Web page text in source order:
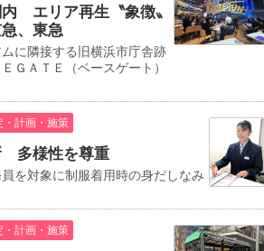
エリア再生〝象徴〟
、東急
に隣接する旧横浜市庁舎跡
ＧＡＴＥ（ベースゲート）
・計画・施策
多様性を尊重
を対象に制服着用時の身だしなみ
・計画・施策